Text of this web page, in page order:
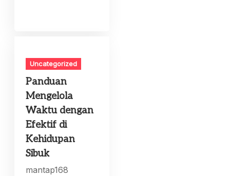
Uncategorized
Panduan
Mengelola
Waktu dengan
Efektif di
Kehidupan
Sibuk
mantap168